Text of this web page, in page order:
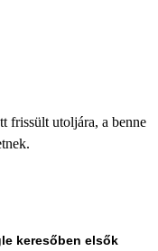
frissült utoljára, a benne
keresőben elsők